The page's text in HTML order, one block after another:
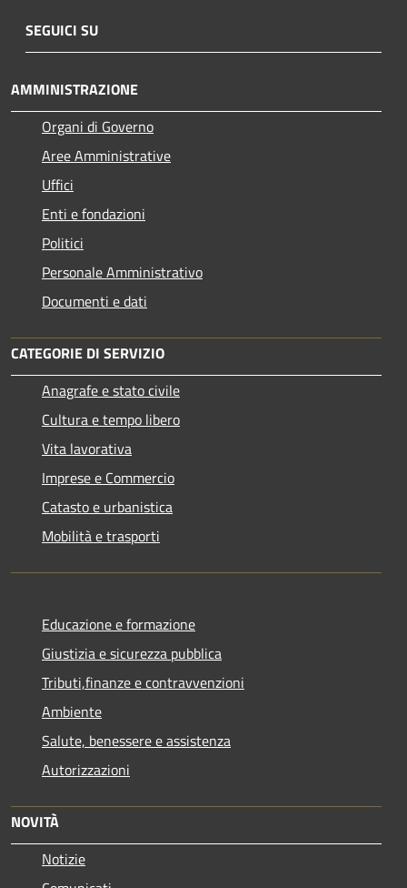
SEGUICI SU
AMMINISTRAZIONE
Organi di Governo
Aree Amministrative
Uffici
Enti e fondazioni
Politici
Personale Amministrativo
Documenti e dati
CATEGORIE DI SERVIZIO
Anagrafe e stato civile
Cultura e tempo libero
Vita lavorativa
Imprese e Commercio
Catasto e urbanistica
Mobilità e trasporti
Educazione e formazione
Giustizia e sicurezza pubblica
Tributi,finanze e contravvenzioni
Ambiente
Salute, benessere e assistenza
Autorizzazioni
NOVITÀ
Notizie